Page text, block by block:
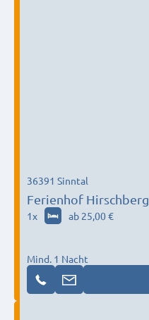
Ferienhof Hirschberg
36391 Sinntal
1x ab 25,00 €
Mind. 1 Nacht